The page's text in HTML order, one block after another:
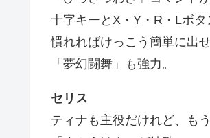
十字キーとX・Y・R・Lボタ
慣れればけっこう簡単に出せ
「夢幻闘舞」も強力。
セリス
ティナも主役だけれど、も